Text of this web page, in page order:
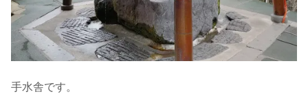
手水舎です。